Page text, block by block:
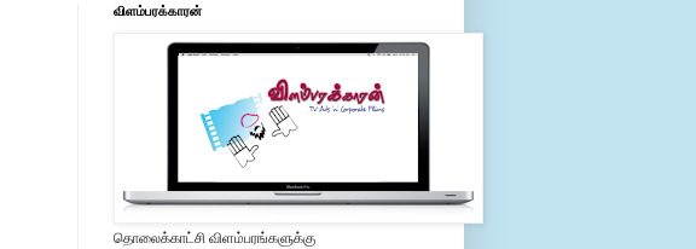
விளம்பரக்காரன்
தொலைக்காட்சி விளம்பரங்களுக்கு